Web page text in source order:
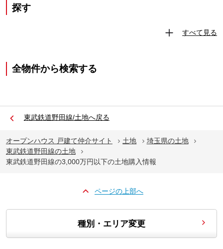
探す
すべて見る
全物件から検索する
東武鉄道野田線/土地へ戻る
オープンハウス 戸建て仲介サイト 土地
埼玉県の土地
東武鉄道野田線の土地
東武鉄道野田線の3,000万円以下の土地購入情報
ページの上部へ
種別・エリア変更